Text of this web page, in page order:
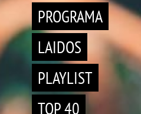
PROGRAMA
LAIDOS
PLAYLIST
TOP 40